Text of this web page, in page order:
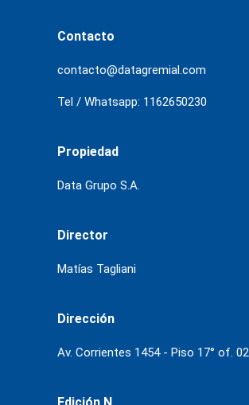
Contacto
contacto@datagremial.com
Tel / Whatsapp: 1162650230
Propiedad
Data Grupo S.A.
Director
Matías Tagliani
Dirección
Av. Corrientes 1454 - Piso 17° of. 02
Edición N